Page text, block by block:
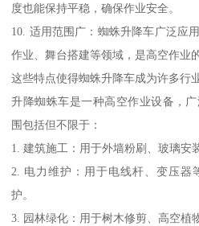
度也能保持平稳，确保作业安全。
10. 适用范围广：蜘蛛升降车广泛应
作业、舞台搭建等领域，是高空作业
这些特点使得蜘蛛升降车成为许多行
升降蜘蛛车是一种高空作业设备，
围包括但不限于：
1. 建筑施工：用于外墙粉刷、玻璃安
2. 电力维护：用于电线杆、变压器
护。
3. 园林绿化：用于树木修剪、高空植